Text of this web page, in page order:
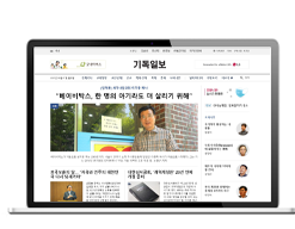
/단체 기독교기관 입력 2025. 06.